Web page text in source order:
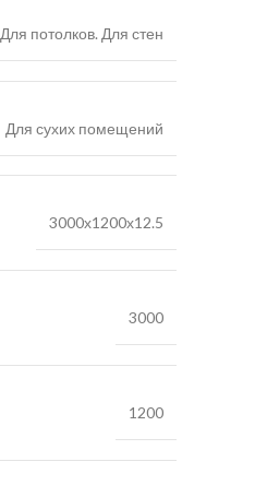
Для потолков. Для стен
Для сухих помещений
3000х1200х12.5
3000
1200